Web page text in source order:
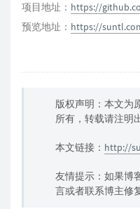
项目地址： https://
预览地址： https://
版权声明：本文为
所有，转载请注明
本文链接： http://
友情提示：如果博
言或者联系博主修